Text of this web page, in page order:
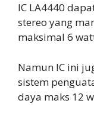
IC LA4440
stereo yang
maksimal 6
Namun IC ini
sistem
daya maks 12